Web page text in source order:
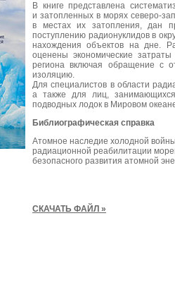
В книге представлена
и затопленных в морях северо-
в местах их затопления, дан
поступлению радионуклидов в
нахож­дения объектов на дне.
оценены экономические
региона включая обращение с
изоляцию.
Для специалистов в области
а также для лиц,
подводных лодок в Мировом
Библиографическая справка
Атомное наследие холодной
радиационной реабилитации
безопасного развития атомной
СКАЧАТЬ ФАЙЛ »